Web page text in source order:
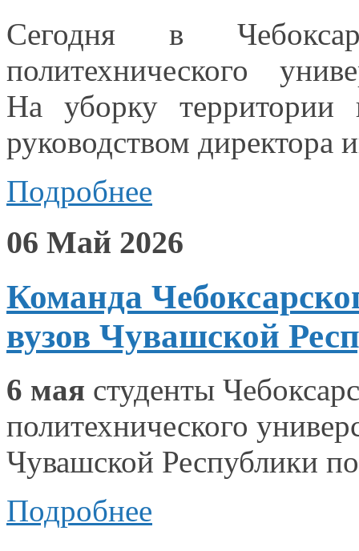
Сегодняв
политехнического
На уборку
руководством директора
Подробнее
06 Май 2026
Команда
вузов Чувашской
6 мая студенты
политехнического
Чувашской Республики
Подробнее